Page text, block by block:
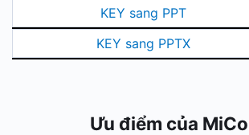
KEY sang PPT
KEY sang PPTX
Ưu điểm của